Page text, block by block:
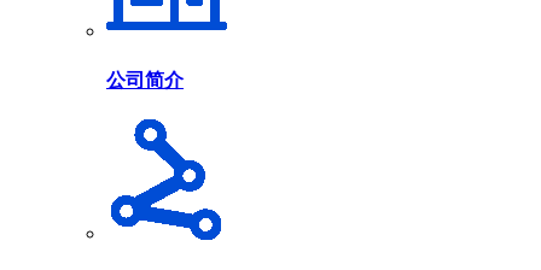
公司简介